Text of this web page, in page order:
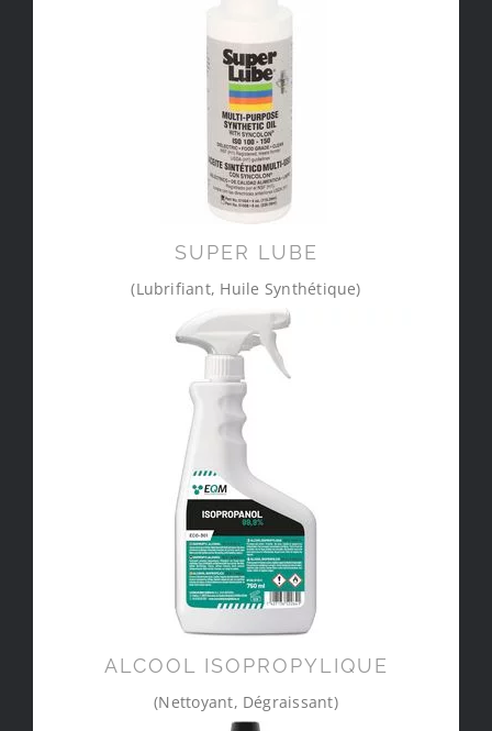
SUPER LUBE
(Lubrifiant, Huile Synthétique)
ALCOOL ISOPROPYLIQUE
(Nettoyant, Dégraissant)